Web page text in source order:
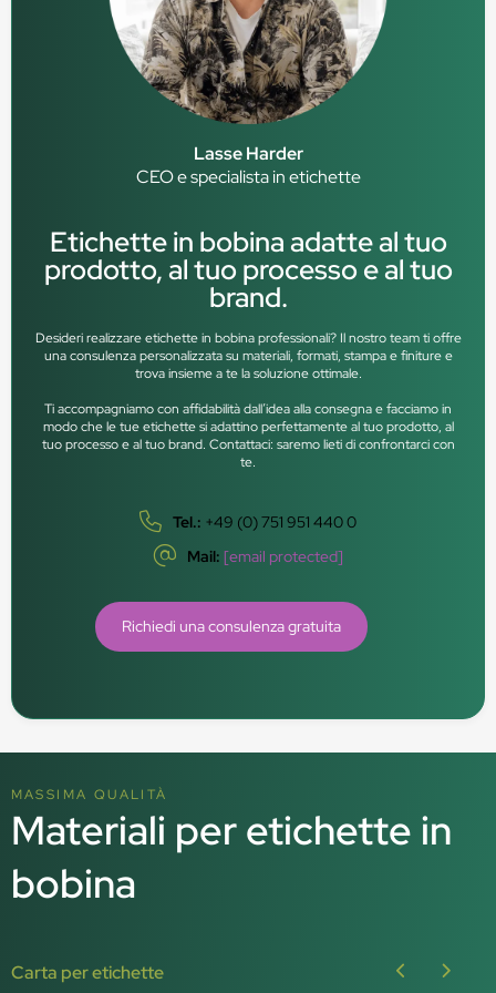
Lasse Harder
CEO e specialista in etichette
Etichette in bobina adatte al tuo
prodotto, al tuo processo e al tuo
brand.
Desideri realizzare etichette in bobina professionali? Il nostro team ti offre
una consulenza personalizzata su materiali, formati, stampa e finiture e
trova insieme a te la soluzione ottimale.
Ti accompagniamo con affidabilità dall’idea alla consegna e facciamo in
modo che le tue etichette si adattino perfettamente al tuo prodotto, al
tuo processo e al tuo brand. Contattaci: saremo lieti di confrontarci con
te.
Tel.: +49 (0) 751 951 440 0
Mail: [email protected]
Richiedi una consulenza gratuita
MASSIMA QUALITÀ
Materiali per etichette in
bobina
Carta per etichette